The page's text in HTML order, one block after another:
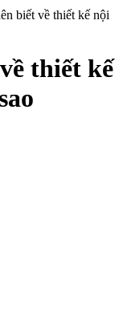
biết về thiết kế nội
thiết kế